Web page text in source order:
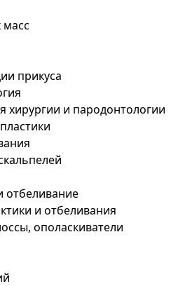
прикуса
хирургии и пародонтологии
отбеливание
и отбеливания
ополаскиватели